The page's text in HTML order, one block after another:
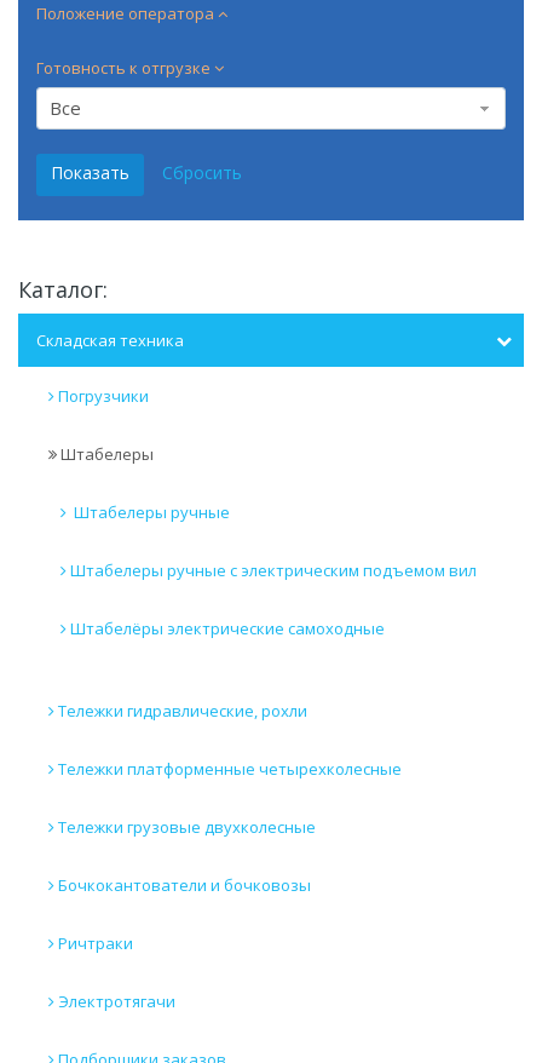
Положение оператора
Готовность к отгрузке
Все
Каталог:
Складская техника
Погрузчики
Штабелеры
Штабелеры ручные
Штабелеры ручные с электрическим подъемом вил
Штабелёры электрические самоходные
Тележки гидравлические, рохли
Тележки платформенные четырехколесные
Тележки грузовые двухколесные
Бочкокантователи и бочковозы
Ричтраки
Электротягачи